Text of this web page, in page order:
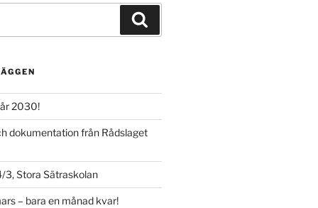
2030!
dokumentation från Rådslaget
3, Stora Sätraskolan
– bara en månad kvar!